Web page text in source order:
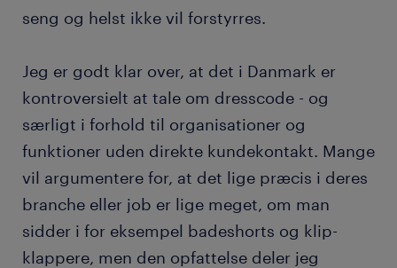
seng og helst ikke vil forstyrres.
Jeg er godt klar over, at det i Danmark er
kontroversielt at tale om dresscode - og
særligt i forhold til organisationer og
funktioner uden direkte kundekontakt. Mange
vil argumentere for, at det lige præcis i deres
branche eller job er lige meget, om man
sidder i for eksempel badeshorts og klip-
klappere, men den opfattelse deler jeg